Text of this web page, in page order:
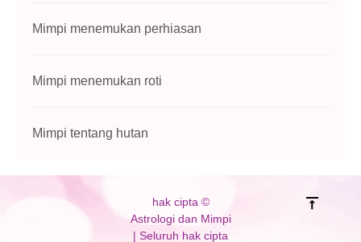
Mimpi menemukan perhiasan
Mimpi menemukan roti
Mimpi tentang hutan
hak cipta ©
Astrologi dan Mimpi
| Seluruh hak cipta